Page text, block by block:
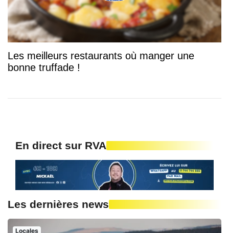
Les meilleurs restaurants où manger une
bonne truffade !
En direct sur RVA
Les dernières news
Locales